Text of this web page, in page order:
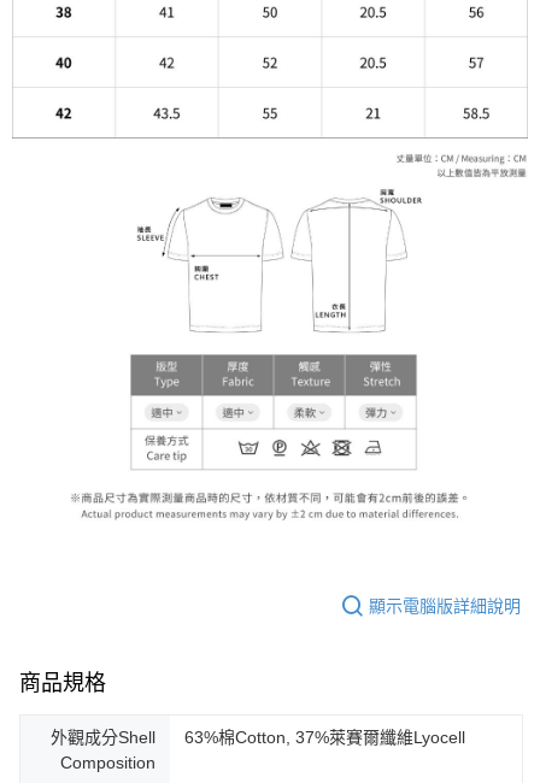
顯示電腦版詳細說明
商品規格
外觀成分Shell
Composition
63%棉Cotton, 37%萊賽爾纖維Lyocell